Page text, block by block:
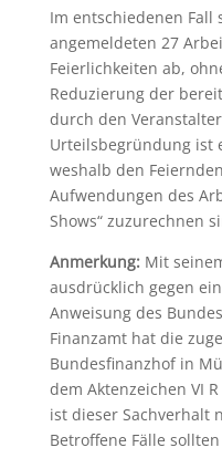
Im entschiedenen
angemeldeten 27
Feierlichkeiten ab,
Reduzierung der
durch den
Urteilsbegründung ist
weshalb den
Aufwendungen des
Shows“ zuzurechnen
Anmerkung:Mit
ausdrücklich gegen
Anweisung des
Finanzamt hat die
Bundesfinanzhof in
dem Aktenzeichen VI
ist dieser Sachverhalt
Betroffene Fälle